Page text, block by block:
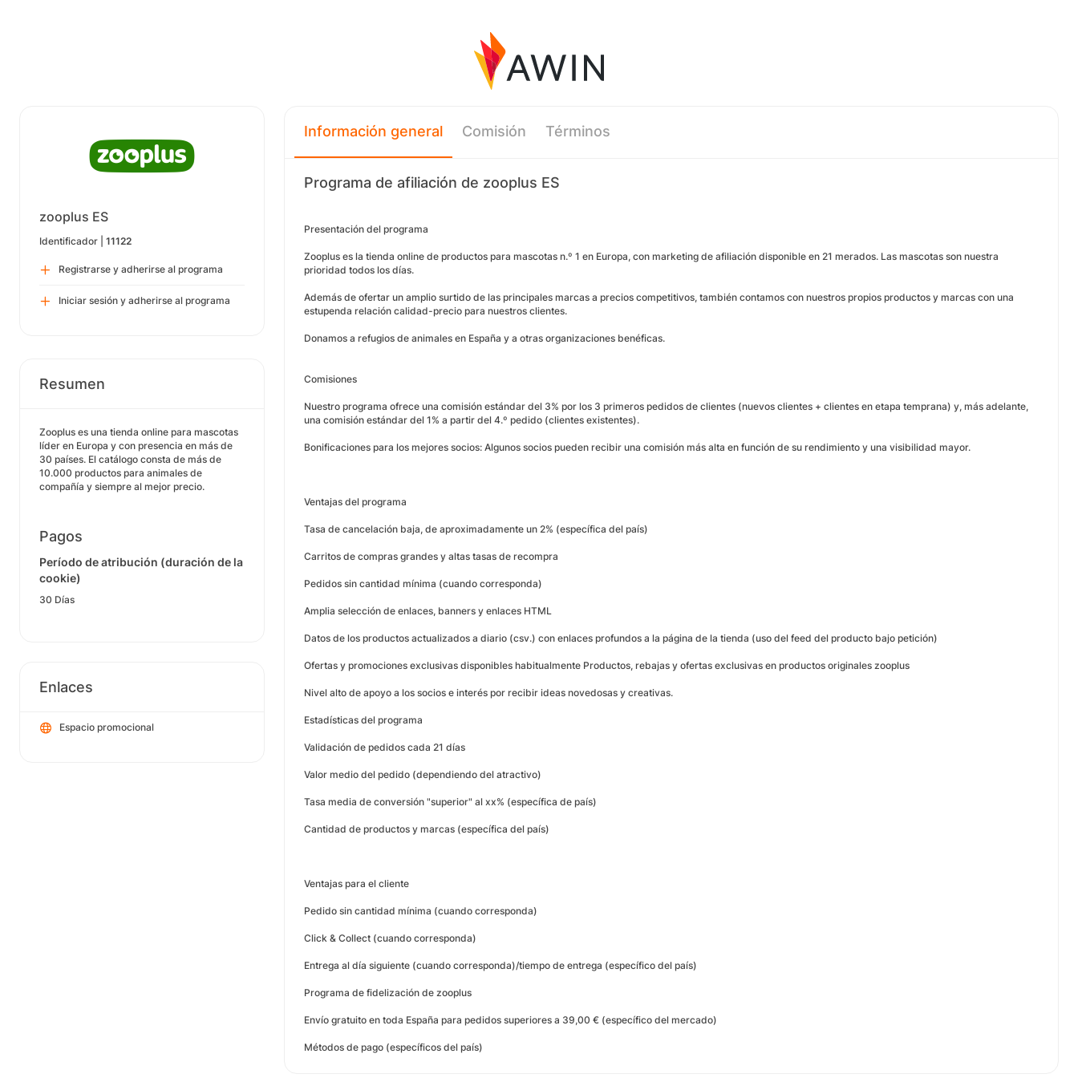
zooplus ES
Identificador | 11122
Registrarse y adherirse al programa
Iniciar sesión y adherirse al programa
Resumen
Zooplus es una tienda online para mascotas
líder en Europa y con presencia en más de
30 países. El catálogo consta de más de
10.000 productos para animales de
compañía y siempre al mejor precio.
Pagos
Período de atribución (duración de la
cookie)
30 Días
Enlaces
Espacio promocional
Información general Comisión Términos
Programa de afiliación de zooplus ES
Presentación del programa
Zooplus es la tienda online de productos para mascotas n.º 1 en Europa, con marketing de afiliación disponible en 21 merados. Las mascotas son nuestra
prioridad todos los días.
Además de ofertar un amplio surtido de las principales marcas a precios competitivos, también contamos con nuestros propios productos y marcas con una
estupenda relación calidad-precio para nuestros clientes.
Donamos a refugios de animales en España y a otras organizaciones benéficas.
Comisiones
Nuestro programa ofrece una comisión estándar del 3% por los 3 primeros pedidos de clientes (nuevos clientes + clientes en etapa temprana) y, más adelante,
una comisión estándar del 1% a partir del 4.º pedido (clientes existentes).
Bonificaciones para los mejores socios: Algunos socios pueden recibir una comisión más alta en función de su rendimiento y una visibilidad mayor.
Ventajas del programa
Tasa de cancelación baja, de aproximadamente un 2% (específica del país)
Carritos de compras grandes y altas tasas de recompra
Pedidos sin cantidad mínima (cuando corresponda)
Amplia selección de enlaces, banners y enlaces HTML
Datos de los productos actualizados a diario (csv.) con enlaces profundos a la página de la tienda (uso del feed del producto bajo petición)
Ofertas y promociones exclusivas disponibles habitualmente Productos, rebajas y ofertas exclusivas en productos originales zooplus
Nivel alto de apoyo a los socios e interés por recibir ideas novedosas y creativas.
Estadísticas del programa
Validación de pedidos cada 21 días
Valor medio del pedido (dependiendo del atractivo)
Tasa media de conversión "superior" al xx% (específica de país)
Cantidad de productos y marcas (específica del país)
Ventajas para el cliente
Pedido sin cantidad mínima (cuando corresponda)
Click & Collect (cuando corresponda)
Entrega al día siguiente (cuando corresponda)/tiempo de entrega (específico del país)
Programa de fidelización de zooplus
Envío gratuito en toda España para pedidos superiores a 39,00 € (específico del mercado)
Métodos de pago (específicos del país)